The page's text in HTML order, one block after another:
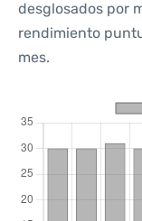
desglosados por
rendimiento
mes.